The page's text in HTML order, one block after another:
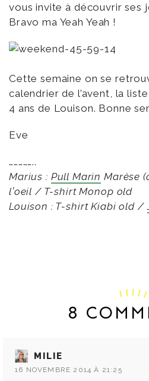
vous invite à découvrir ses
Bravo ma Yeah Yeah !
Cette semaine on se
calendrier de l’avent, la
4 ans de Louison. Bonne
Eve
……………..
Marius : Pull Marin Marèse
l’oeil / T-shirt Monop old
Louison : T-shirt Kiabi old /
8
MILIE
16 NOVEMBRE 2014 À 21:25